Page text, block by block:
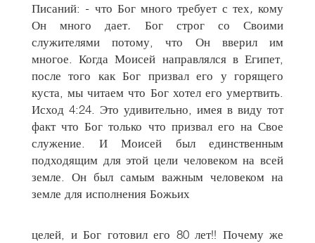
Писаний: - что Бог много требует с тех, кому
Он много дает. Бог строг со Своими
служителями потому, что Он вверил им
многое. Когда Моисей направлялся в Египет,
после того как Бог призвал его у горящего
куста, мы читаем что Бог хотел его умертвить.
Исход 4:24. Это удивительно, имея в виду тот
факт что Бог только что призвал его на Свое
служение. И Моисей был единственным
подходящим для этой цели человеком на всей
земле. Он был самым важным человеком на
земле для исполнения Божьих
целей, и Бог готовил его 80 лет!! Почему же